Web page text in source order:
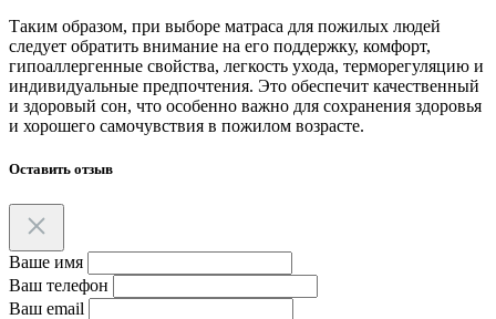
Таким образом, при выборе матраса для пожилых людей
следует обратить внимание на его поддержку, комфорт,
гипоаллергенные свойства, легкость ухода, терморегуляцию и
индивидуальные предпочтения. Это обеспечит качественный
и здоровый сон, что особенно важно для сохранения здоровья
и хорошего самочувствия в пожилом возрасте.
Оставить отзыв
Ваше имя
Ваш телефон
Ваш email